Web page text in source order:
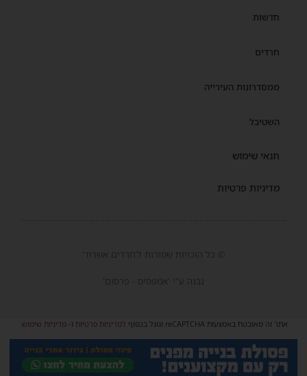
חדשות
חרדים
ממסדרונות העירייה
השטיבל
תנאי שימוש
מדיניות פרטיות
© כל הזכויות שמורות ל'חרדים אשדוד'
נבנה ע"י 'אמפסיס - פרסום'
אתר זה מאובטח באמצעות reCAPTCHA וגוגל בכפוף למדיניות פרטיות ו-מדיניות שימוש.